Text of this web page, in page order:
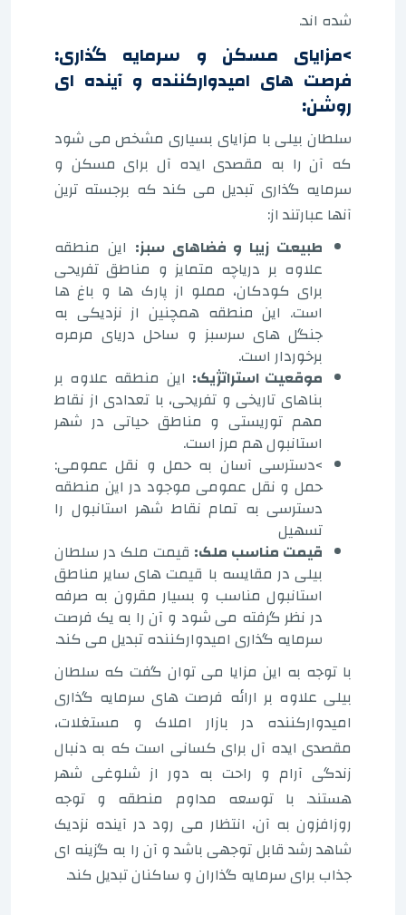
شده اند.
>مزایای مسکن و سرمایه گذاری:
فرصت های امیدوارکننده و آینده ای
روشن:
سلطان بیلی با مزایای بسیاری مشخص می شود
که آن را به مقصدی ایده آل برای مسکن و
سرمایه گذاری تبدیل می کند که برجسته ترین
آنها عبارتند از:
طبیعت زیبا و فضاهای سبز: این منطقه
علاوه بر دریاچه متمایز و مناطق تفریحی
برای کودکان، مملو از پارک ها و باغ ها
است. این منطقه همچنین از نزدیکی به
جنگل های سرسبز و ساحل دریای مرمره
برخوردار است.
موقعیت استراتژیک: این منطقه علاوه بر
بناهای تاریخی و تفریحی، با تعدادی از نقاط
مهم توریستی و مناطق حیاتی در شهر
استانبول هم مرز است.
>دسترسی آسان به حمل و نقل عمومی:
حمل و نقل عمومی موجود در این منطقه
دسترسی به تمام نقاط شهر استانبول را
تسهیل
قیمت مناسب ملک: قیمت ملک در سلطان
بیلی در مقایسه با قیمت های سایر مناطق
استانبول مناسب و بسیار مقرون به صرفه
در نظر گرفته می شود و آن را به یک فرصت
سرمایه گذاری امیدوارکننده تبدیل می کند.
با توجه به این مزایا می توان گفت که سلطان
بیلی علاوه بر ارائه فرصت های سرمایه گذاری
امیدوارکننده در بازار املاک و مستغلات،
مقصدی ایده آل برای کسانی است که به دنبال
زندگی آرام و راحت به دور از شلوغی شهر
هستند. با توسعه مداوم منطقه و توجه
روزافزون به آن، انتظار می رود در آینده نزدیک
شاهد رشد قابل توجهی باشد و آن را به گزینه ای
جذاب برای سرمایه گذاران و ساکنان تبدیل کند.